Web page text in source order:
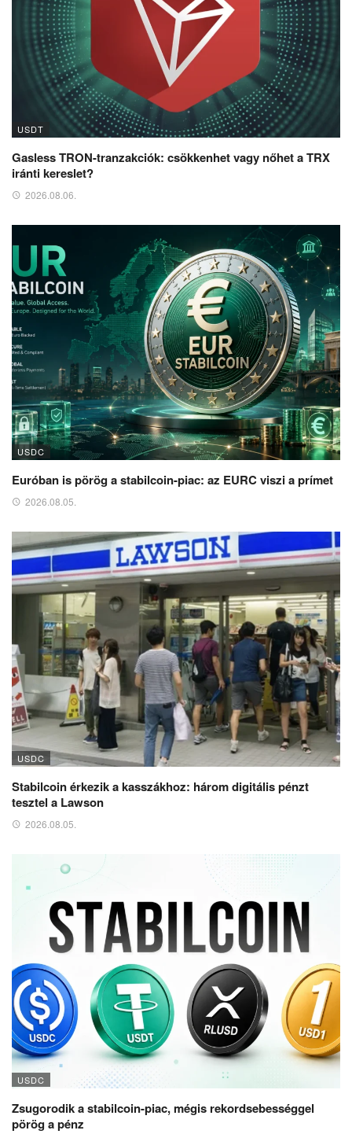
USDT
Gasless TRON-tranzakciók: csökkenhet vagy nőhet a TRX
iránti kereslet?
2026.08.06.
USDC
Euróban is pörög a stabilcoin-piac: az EURC viszi a prímet
2026.08.05.
USDC
Stabilcoin érkezik a kasszákhoz: három digitális pénzt
tesztel a Lawson
2026.08.05.
USDC
Zsugorodik a stabilcoin-piac, mégis rekordsebességgel
pörög a pénz